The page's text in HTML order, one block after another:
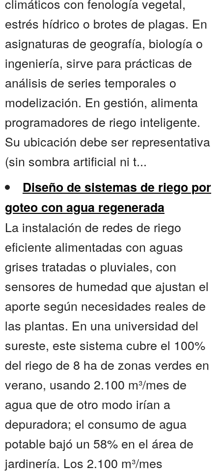
estrés hídrico o brotes de plagas. En
asignaturas de geografía, biología o
ingeniería, sirve para prácticas de
análisis de series temporales o
modelización. En gestión, alimenta
programadores de riego inteligente.
Su ubicación debe ser representativa
(sin sombra artificial ni t...
Diseño de sistemas de riego por
goteo con agua regenerada
La instalación de redes de riego
eficiente alimentadas con aguas
grises tratadas o pluviales, con
sensores de humedad que ajustan el
aporte según necesidades reales de
las plantas. En una universidad del
sureste, este sistema cubre el 100%
del riego de 8 ha de zonas verdes en
verano, usando 2.100 m³/mes de
agua que de otro modo irían a
depuradora; el consumo de agua
potable bajó un 58% en el área de
jardinería. Los 2.100 m³/mes